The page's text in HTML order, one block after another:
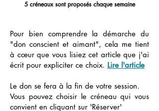
5 créneaux sont proposés chaque semaine
Pour bien comprendre la démarche du
"don conscient et aimant", cela me tient
à cœur que vous lisiez cet article que j'ai
écrit pour expliciter ce choix. Lire l'article
Le don se fera à la fin de votre session.
Vous pouvez choisir le créneau qui vous
convient en cliquant sur 'Réserver'